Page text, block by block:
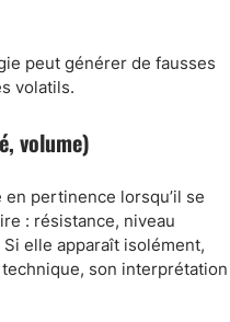
peut générer de fausses
volatils.
volume)
en pertinence lorsqu’il se
: résistance, niveau
elle apparaît isolément,
son interprétation